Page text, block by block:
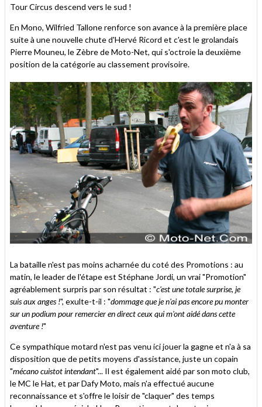
Tour Circus descend vers le sud !
En Mono, Wilfried Tallone renforce son avance à la première place
suite à une nouvelle chute d'Hervé Ricord et c'est le grolandais
Pierre Mouneu, le Zèbre de Moto-Net, qui s'octroie la deuxième
position de la catégorie au classement provisoire.
La bataille n'est pas moins acharnée du coté des Promotions : au
matin, le leader de l'étape est Stéphane Jordi, un vrai "Promotion"
agréablement surpris par son résultat : "c'est une totale surprise, je
suis aux anges !", exulte-t-il : "dommage que je n'ai pas encore pu monter
sur un podium pour remercier en direct ceux qui m'ont aidé dans cette
aventure !"
Ce sympathique motard n'est pas venu ici jouer la gagne et n'a à sa
disposition que de petits moyens d'assistance, juste un copain
"mécano cuistot intendant"... Il est également aidé par son moto club,
le MC le Hat, et par Dafy Moto, mais n'a effectué aucune
reconnaissance et s'offre le loisir de "claquer" des temps